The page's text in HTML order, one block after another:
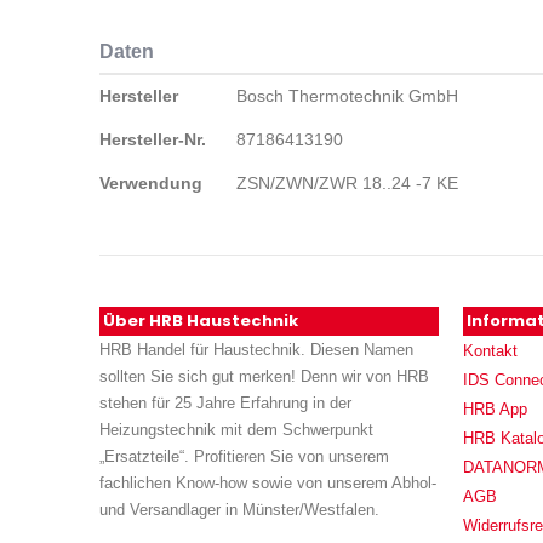
Daten
Daten
Hersteller Bosch Thermotechnik GmbH
Hersteller-Nr. 87186413190
Verwendung ZSN/ZWN/ZWR 18..24 -7 KE
Über HRB Haustechnik
HRB Handel für Haustechnik. Diesen Namen
sollten Sie sich gut merken! Denn wir von HRB
stehen für 25 Jahre Erfahrung in der
Heizungstechnik mit dem Schwerpunkt
„Ersatzteile“. Profitieren Sie von unserem
fachlichen Know-how sowie von unserem Abhol-
und Versandlager in Münster/Westfalen.
Kontakt
IDS
HRB App
HRB
AGB